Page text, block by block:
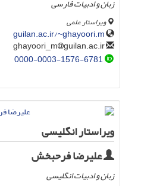
زبان و ادبیات فارسی
ویراستار علمی
guilan.ac.ir/~ghayoori.m
guilan.ac.ir
0000-0003-1576-6781
ویراستار انگلیسی
علیرضا فرحبخش
زبان و ادبیات انگلیسی